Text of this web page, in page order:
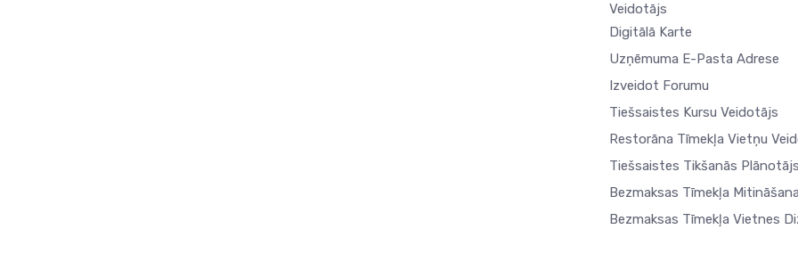
Veidotājs
Digitālā Karte
Uzņēmuma E-Pasta Adrese
Izveidot Forumu
Tiešsaistes Kursu Veidotājs
Restorāna Tīmekļa Vietņu
Tiešsaistes Tikšanās Plānotājs
Bezmaksas Tīmekļa Mitināšana
Bezmaksas Tīmekļa Vietnes